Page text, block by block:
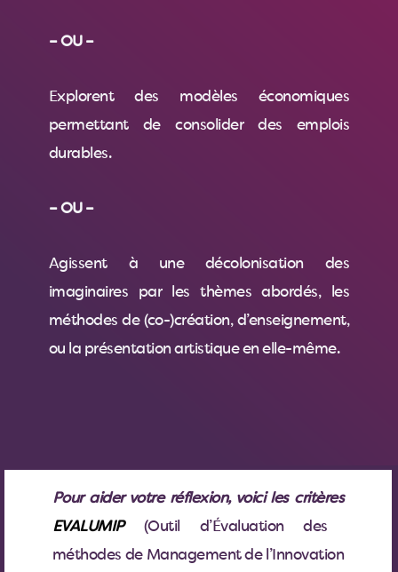
– OU –
Explorent des modèles économiques
permettant de consolider des emplois
durables.
– OU –
Agissent à une décolonisation des
imaginaires par les thèmes abordés, les
méthodes de (co-)création, d’enseignement,
ou la présentation artistique en elle-même.
Pour aider votre réflexion, voici les critères
EVALUMIP(Outil d’Évaluation des
méthodes de Management de l’Innovation